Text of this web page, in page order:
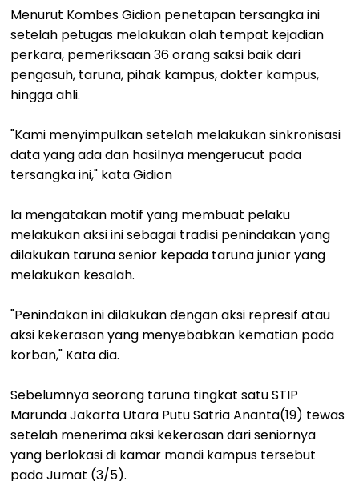
Menurut Kombes Gidion penetapan tersangka ini
setelah petugas melakukan olah tempat kejadian
perkara, pemeriksaan 36 orang saksi baik dari
pengasuh, taruna, pihak kampus, dokter kampus,
hingga ahli.
"Kami menyimpulkan setelah melakukan sinkronisasi
data yang ada dan hasilnya mengerucut pada
tersangka ini," kata Gidion
Ia mengatakan motif yang membuat pelaku
melakukan aksi ini sebagai tradisi penindakan yang
dilakukan taruna senior kepada taruna junior yang
melakukan kesalah.
"Penindakan ini dilakukan dengan aksi represif atau
aksi kekerasan yang menyebabkan kematian pada
korban," Kata dia.
Sebelumnya seorang taruna tingkat satu STIP
Marunda Jakarta Utara Putu Satria Ananta(19) tewas
setelah menerima aksi kekerasan dari seniornya
yang berlokasi di kamar mandi kampus tersebut
pada Jumat (3/5).